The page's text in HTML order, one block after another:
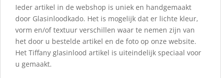
Ieder artikel in de webshop is uniek en handgemaakt
door Glasinloodkado. Het is mogelijk dat er lichte kleur,
vorm en/of textuur verschillen waar te nemen zijn van
het door u bestelde artikel en de foto op onze website.
Het Tiffany glasinlood artikel is uiteindelijk speciaal voor
u gemaakt.